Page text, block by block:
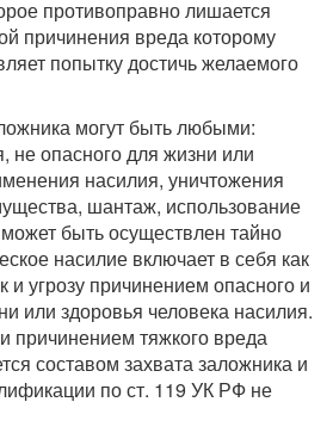
противоправно лишается
причинения вреда которому
попытку достичь желаемого
могут быть любыми:
не опасного для жизни или
насилия, уничтожения
шантаж, использование
быть осуществлен тайно
насилие включает в себя как
и угрозу причинением опасного и
или здоровья человека насилия.
причинением тяжкого вреда
составом захвата заложника и
по ст. 119 УК РФ не